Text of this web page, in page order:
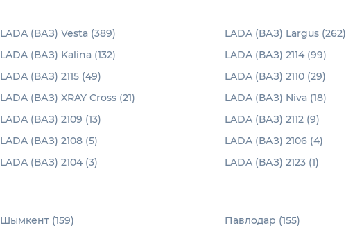
LADA (ВАЗ) Vesta (389) LADA (ВАЗ) Largus (262)
LADA (ВАЗ) Kalina (132) LADA (ВАЗ) 2114 (99)
LADA (ВАЗ) 2115 (49) LADA (ВАЗ) 2110 (29)
LADA (ВАЗ) XRAY Cross (21) LADA (ВАЗ) Niva (18)
LADA (ВАЗ) 2109 (13) LADA (ВАЗ) 2112 (9)
LADA (ВАЗ) 2108 (5) LADA (ВАЗ) 2106 (4)
LADA (ВАЗ) 2104 (3) LADA (ВАЗ) 2123 (1)
Шымкент (159) Павлодар (155)